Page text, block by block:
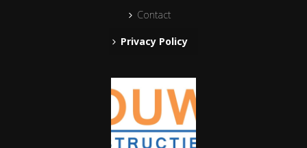
Contact
Privacy Policy